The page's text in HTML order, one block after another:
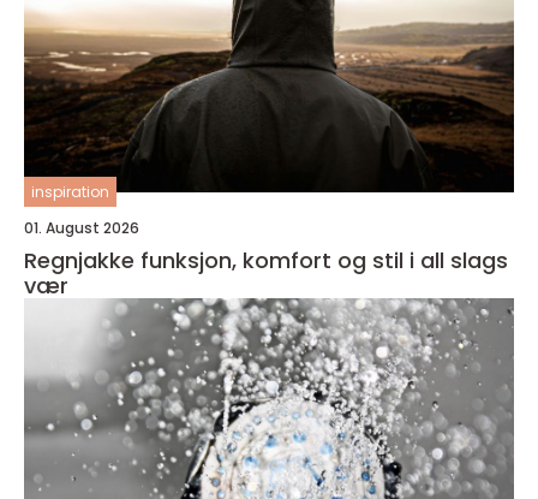
inspiration
01. August 2026
Regnjakke funksjon, komfort og stil i all slags
vær